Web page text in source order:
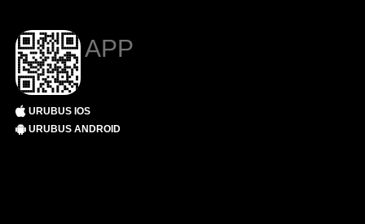
APP
URUBUS IOS
URUBUS ANDROID